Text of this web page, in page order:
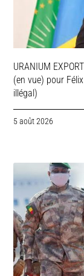
URANIUM
(en vue) pour
illégal)
5 août 2026